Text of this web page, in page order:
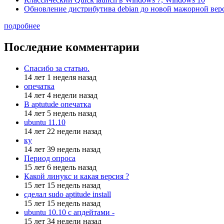
Обновление дистрибутива debian до новой мажорной
подробнее
Последние комментарии
Спасибо за статью.
14 лет 1 неделя назад
опечатка
14 лет 4 недели назад
В aptutude опечатка
14 лет 5 недель назад
ubuntu 11.10
14 лет 22 недели назад
ку
14 лет 39 недель назад
Период опроса
15 лет 6 недель назад
Какой линукс и какая версия ?
15 лет 15 недель назад
сделал sudo aptitude install
15 лет 15 недель назад
ubuntu 10.10 с апдейтами -
15 лет 34 недели назад